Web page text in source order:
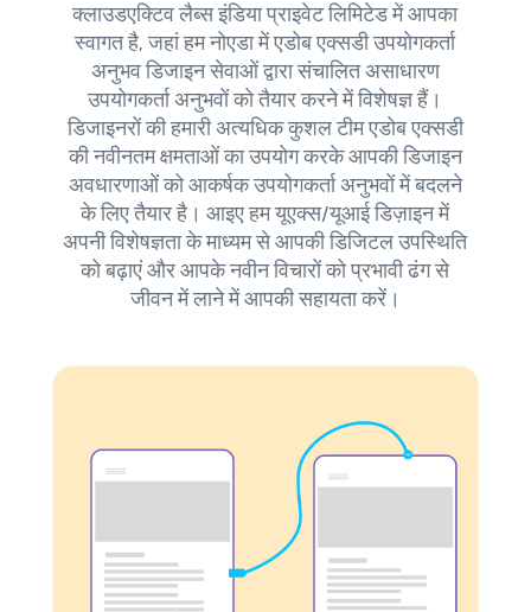
क्लाउडएक्टिव लैब्स इंडिया प्राइवेट लिमिटेड में आपका
स्वागत है, जहां हम नोएडा में एडोब एक्सडी उपयोगकर्ता
अनुभव डिजाइन सेवाओं द्वारा संचालित असाधारण
उपयोगकर्ता अनुभवों को तैयार करने में विशेषज्ञ हैं।
डिजाइनरों की हमारी अत्यधिक कुशल टीम एडोब एक्सडी
की नवीनतम क्षमताओं का उपयोग करके आपकी डिजाइन
अवधारणाओं को आकर्षक उपयोगकर्ता अनुभवों में बदलने
के लिए तैयार है। आइए हम यूएक्स/यूआई डिज़ाइन में
अपनी विशेषज्ञता के माध्यम से आपकी डिजिटल उपस्थिति
को बढ़ाएं और आपके नवीन विचारों को प्रभावी ढंग से
जीवन में लाने में आपकी सहायता करें।